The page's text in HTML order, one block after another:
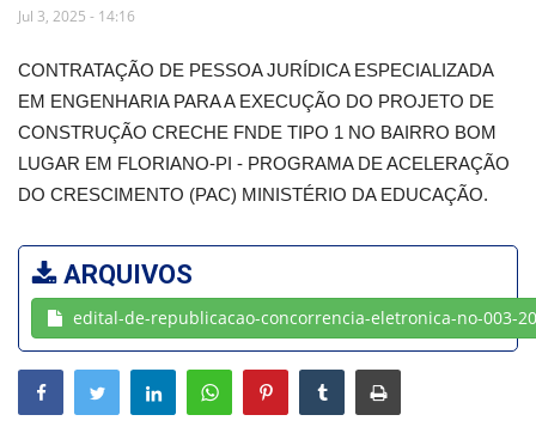
Secretarias e Órgãos
Mural de Licitações
Vídeos
Webmail
Contato
Jul 3, 2025 - 14:16
CONTRATAÇÃO DE PESSOA JURÍDICA ESPECIALIZADA
EM ENGENHARIA PARA A EXECUÇÃO DO PROJETO DE
CONSTRUÇÃO CRECHE FNDE TIPO 1 NO BAIRRO BOM
LUGAR EM FLORIANO-PI - PROGRAMA DE ACELERAÇÃO
DO CRESCIMENTO (PAC) MINISTÉRIO DA EDUCAÇÃO.
ARQUIVOS
edital-de-republicacao-concorrencia-eletronica-no-003-